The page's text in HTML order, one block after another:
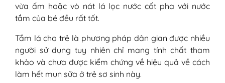
vừa ấm hoặc vò nát lá lọc nước cốt pha với nước
tắm của bé đều rất tốt.
Tắm lá cho trẻ là phương pháp dân gian được nhiều
người sử dụng tuy nhiên chỉ mang tính chất tham
khảo và chưa được kiểm chứng về hiệu quả về cách
làm hết mụn sữa ở trẻ sơ sinh này.